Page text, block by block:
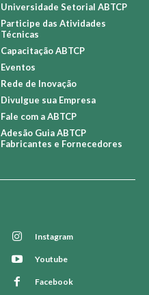
Universidade Setorial ABTCP
Participe das Atividades
Técnicas
Capacitação ABTCP
Eventos
Rede de Inovação
Divulgue sua Empresa
Fale com a ABTCP
Adesão Guia ABTCP
Fabricantes e Fornecedores
Instagram
Youtube
Facebook